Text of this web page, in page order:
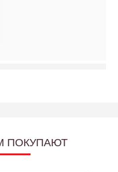
ПОКУПАЮТ